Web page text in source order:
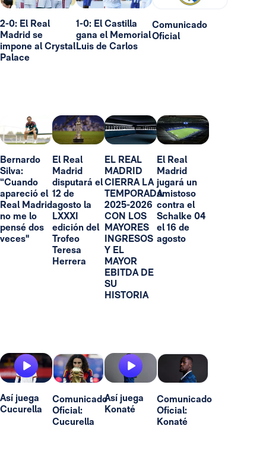
2-0: El Real
Madrid se
impone al Crystal
Palace
1-0: El Castilla
gana el Memorial
Luis de Carlos
Comunicado
Oficial
Bernardo
Silva:
“Cuando
apareció el
Real Madrid
no me lo
pensé dos
veces"
El Real
Madrid
disputará el
12 de
agosto la
LXXXI
edición del
Trofeo
Teresa
Herrera
EL REAL
MADRID
CIERRA LA
TEMPORADA
2025-2026
CON LOS
MAYORES
INGRESOS
Y EL
MAYOR
EBITDA DE
SU
HISTORIA
El Real
Madrid
jugará un
amistoso
contra el
Schalke 04
el 16 de
agosto
Así juega
Cucurella
Comunicado
Oficial:
Cucurella
Así juega
Konaté
Comunicado
Oficial:
Konaté